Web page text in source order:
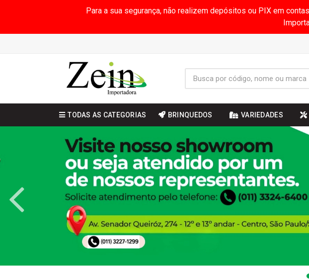
Para a sua segurança, não realizem depósitos ou PIX em
TODAS AS CATEGORIAS BRINQUEDOS VARIEDADES